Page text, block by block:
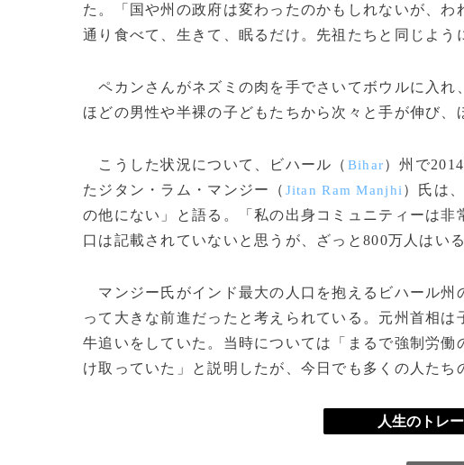
た。「国や州の政府は変わったのかもしれないが、
通り食べて、生きて、眠るだけ。先祖たちと同じよう
ペカンさんがネズミの肉を手でさいてボウルに入れ
ほどの男性や半裸の子どもたちから次々と手が伸び、
こうした状況について、ビハール（ Bihar）州で
たジタン・ラム・マンジー（ Jitan Ram Manjhi ）氏は
の他にない」と語る。「私の出身コミュニティーは
口は記載されていないと思うが、ざっと800万人はいる
マンジー氏がインド最大の人口を抱えるビハール州
って大きな前進だったと考えられている。元州首相
牛追いをしていた。当時については「まるで強制労
け取っていた」と説明したが、今日でも多くの人たち
人生のトレ